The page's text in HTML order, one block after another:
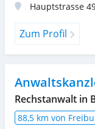
Hauptstrasse
Zum Profil
Rechstanwalt in
88,5 km von